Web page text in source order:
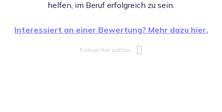
helfen, im Beruf erfolgreich zu sein.
Interessiert an einer Bewertung? Mehr dazu hier.
Follow the author: